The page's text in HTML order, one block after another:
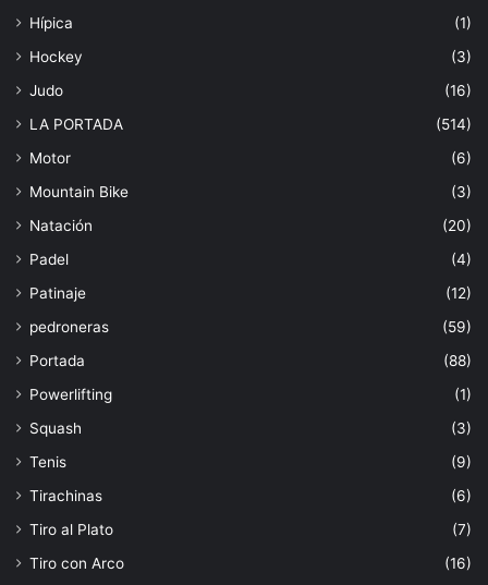
Hípica
(1)
Hockey
(3)
Judo
(16)
LA PORTADA
(514)
Motor
(6)
Mountain Bike
(3)
Natación
(20)
Padel
(4)
Patinaje
(12)
pedroneras
(59)
Portada
(88)
Powerlifting
(1)
Squash
(3)
Tenis
(9)
Tirachinas
(6)
Tiro al Plato
(7)
Tiro con Arco
(16)